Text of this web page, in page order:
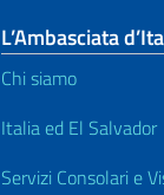
L’Ambasciata
Chi siamo
Italia ed El Salvador
Servizi Consolari e